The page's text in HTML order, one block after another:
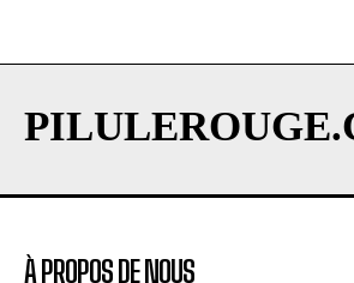
À PROPOS DE NOUS